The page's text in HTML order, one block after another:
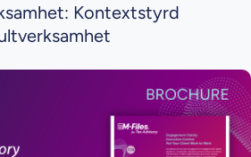
Kontextstyrd